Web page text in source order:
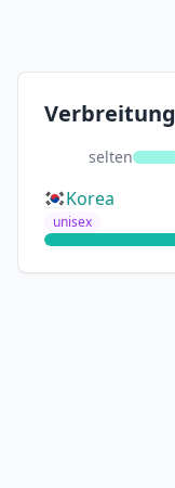
Verbreitung
selten
Korea
unisex